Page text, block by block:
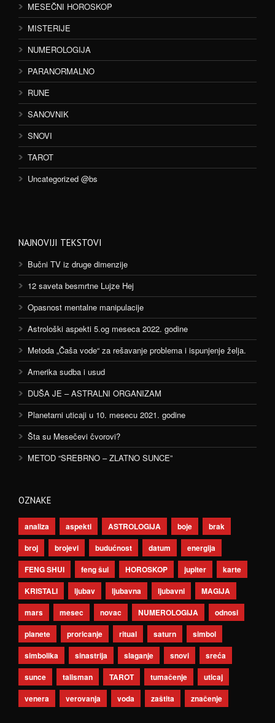
MESEČNI HOROSKOP
MISTERIJE
NUMEROLOGIJA
PARANORMALNO
RUNE
SANOVNIK
SNOVI
TAROT
Uncategorized @bs
NAJNOVIJI TEKSTOVI
Bučni TV iz druge dimenzije
12 saveta besmrtne Lujze Hej
Opasnost mentalne manipulacije
Astrološki aspekti 5.og meseca 2022. godine
Metoda „Čaša vode“ za rešavanje problema i ispunjenje želja.
Amerika sudba i usud
DUŠA JE – ASTRALNI ORGANIZAM
Planetarni uticaji u 10. mesecu 2021. godine
Šta su Mesečevi čvorovi?
METOD “SREBRNO – ZLATNO SUNCE”
OZNAKE
analiza aspekti ASTROLOGIJA boje
brak
broj
brojevi budućnost datum
energija
FENG SHUI
feng šui HOROSKOP jupiter
karte
KRISTALI
ljubav ljubavna ljubavni
MAGIJA
mars
mesec novac NUMEROLOGIJA
odnosi
planete
proricanje ritual saturn
simbol
simbolika
sinastrija slaganje snovi
sreća
sunce
talisman TAROT tumačenje
uticaj
venera
verovanja voda zaštita značenje